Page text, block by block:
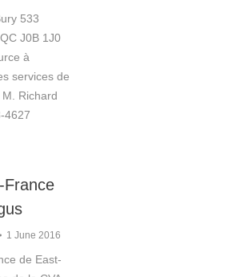
533
J0B 1J0
à
services de
Richard
4627
France
1 June 2016
de East-